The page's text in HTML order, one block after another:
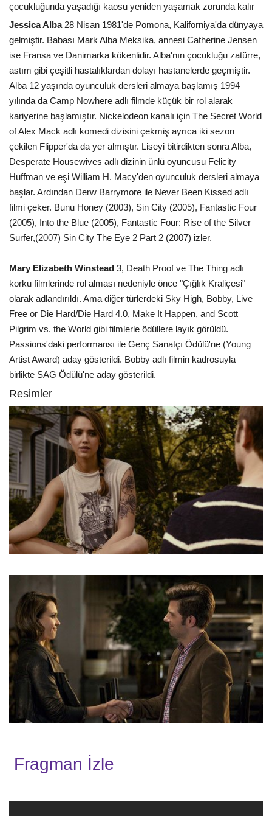
çocukluğunda yaşadığı kaosu yeniden yaşamak zorunda kalır
Jessica Alba28 Nisan 1981'de Pomona, Kaliforniya'da dünyaya
gelmiştir. Babası Mark Alba Meksika, annesi Catherine Jensen
ise Fransa ve Danimarka kökenlidir. Alba'nın çocukluğu zatürre,
astım gibi çeşitli hastalıklardan dolayı hastanelerde geçmiştir.
Alba 12 yaşında oyunculuk dersleri almaya başlamış 1994
yılında da Camp Nowhere adlı filmde küçük bir rol alarak
kariyerine başlamıştır. Nickelodeon kanalı için The Secret World
of Alex Mack adlı komedi dizisini çekmiş ayrıca iki sezon
çekilen Flipper'da da yer almıştır. Liseyi bitirdikten sonra Alba,
Desperate Housewives adlı dizinin ünlü oyuncusu Felicity
Huffman ve eşi William H. Macy'den oyunculuk dersleri almaya
başlar. Ardından Derw Barrymore ile Never Been Kissed adlı
filmi çeker. Bunu Honey (2003), Sin City (2005), Fantastic Four
(2005), Into the Blue (2005), Fantastic Four: Rise of the Silver
Surfer,(2007) Sin City The Eye 2 Part 2 (2007) izler.
Mary Elizabeth Winstead 3, Death Proof ve The Thing adlı
korku filmlerinde rol alması nedeniyle önce "Çığlık Kraliçesi"
olarak adlandırıldı. Ama diğer türlerdeki Sky High, Bobby, Live
Free or Die Hard/Die Hard 4.0, Make It Happen, and Scott
Pilgrim vs. the World gibi filmlerle ödüllere layık görüldü.
Passions'daki performansı ile Genç Sanatçı Ödülü'ne (Young
Artist Award) aday gösterildi. Bobby adlı filmin kadrosuyla
birlikte SAG Ödülü'ne aday gösterildi.
Resimler
Fragman İzle